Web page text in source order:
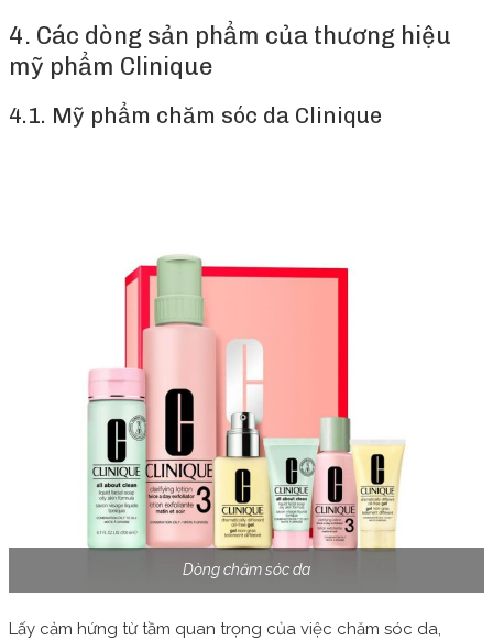
4. Các dòng sản phẩm của thương hiệu
mỹ phẩm Clinique
4.1. Mỹ phẩm chăm sóc da Clinique
Dòng chăm sóc da
Lấy cảm hứng từ tầm quan trọng của việc chăm sóc da,